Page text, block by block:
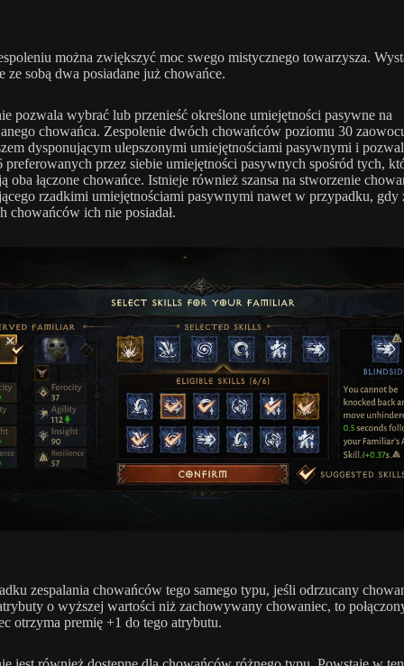
można zwiększyć moc swego mistycznego towarzysza.
ze sobą dwa posiadane już chowańce.
pozwala wybrać lub przenieść określone umiejętności pasywne na
chowańca. Zespolenie dwóch chowańców poziomu 30
dysponującym ulepszonymi umiejętnościami pasywnymi i
preferowanych przez siebie umiejętności pasywnych spośród tych,
oba łączone chowańce. Istnieje również szansa na stworzenie
rzadkimi umiejętnościami pasywnymi nawet w przypadku, gdy
chowańców ich nie posiadał.
zespalania chowańców tego samego typu, jeśli odrzucany
o wyższej wartości niż zachowywany chowaniec, to
otrzyma premię +1 do tego atrybutu.